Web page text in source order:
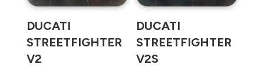
DUCATI
STREETFIGHTER
V2
DUCATI
STREETFIGHTER
V2S